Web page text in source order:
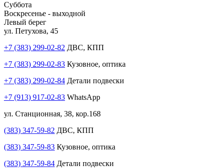
Суббота
Воскресенье - выходной
Левый берег
ул. Петухова, 45
+7 (383) 299-02-82 ДВС, КПП
+7 (383) 299-02-83 Кузовное, оптика
+7 (383) 299-02-84 Детали подвески
+7 (913) 917-02-83 WhatsApp
ул. Станционная, 38, кор.168
(383) 347-59-82 ДВС, КПП
(383) 347-59-83 Кузовное, оптика
(383) 347-59-84 Детали подвески